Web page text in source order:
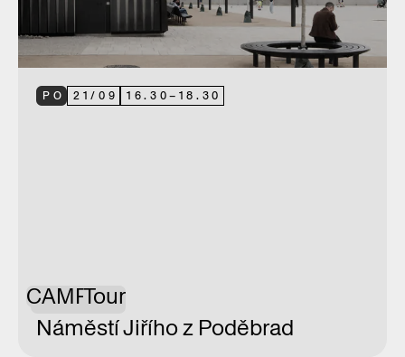
PO 21/09 16.30– 18.30
CAMPTour
Náměstí Jiřího z Poděbrad